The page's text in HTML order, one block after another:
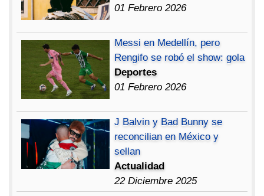
01 Febrero 2026
Messi en Medellín, pero
Rengifo se robó el show: gola
Deportes
01 Febrero 2026
J Balvin y Bad Bunny se
reconcilian en México y
sellan
Actualidad
22 Diciembre 2025